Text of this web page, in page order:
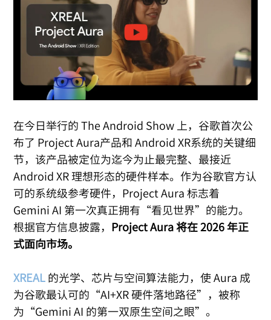
在今日举行的 The Android Show 上，谷歌首次公
布了 Project Aura产品和 Android XR系统的关键细
节，该产品被定位为迄今为止最完整、最接近
Android XR 理想形态的硬件样本。作为谷歌官方认
可的系统级参考硬件，Project Aura 标志着
Gemini AI 第一次真正拥有“看见世界”的能力。
根据官方信息披露， Project Aura 将在 2026 年正
式面向市场。
XREAL的光学、芯片与空间算法能力，使 Aura 成
为谷歌最认可的“AI+XR 硬件落地路径”，被称
为“Gemini AI 的第一双原生空间之眼”。